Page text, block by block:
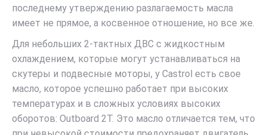
последнему утверждению разлагаемость масла
имеет не прямое, а косвенное отношение, но все же.
Для небольших 2-тактных ДВС с жидкостным
охлаждением, которые могут устанавливаться на
скутеры и подвесные моторы, у Castrol есть свое
масло, которое успешно работает при высоких
температурах и в сложных условиях высоких
оборотов: Outboard 2Т. Это масло отличается тем, что